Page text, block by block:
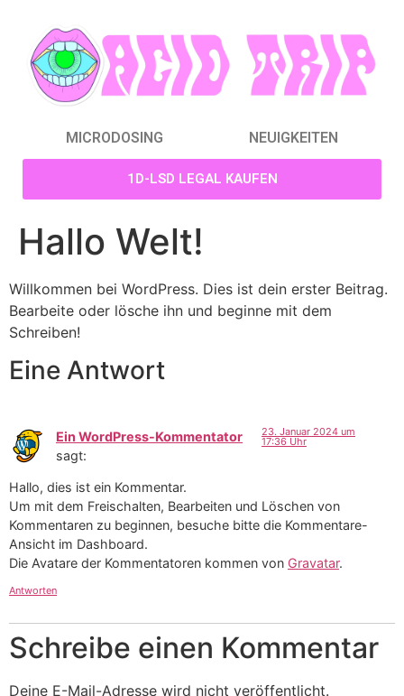
MICRODOSING NEUIGKEITEN
1D-LSD LEGAL KAUFEN
Hallo Welt!
Willkommen bei WordPress. Dies ist dein erster Beitrag.
Bearbeite oder lösche ihn und beginne mit dem
Schreiben!
Eine Antwort
Ein WordPress-Kommentator
sagt:
23. Januar 2024 um
17:36 Uhr
Hallo, dies ist ein Kommentar.
Um mit dem Freischalten, Bearbeiten und Löschen von
Kommentaren zu beginnen, besuche bitte die Kommentare-
Ansicht im Dashboard.
Die Avatare der Kommentatoren kommen von Gravatar.
Antworten
Schreibe einen Kommentar
Deine E-Mail-Adresse wird nicht veröffentlicht.